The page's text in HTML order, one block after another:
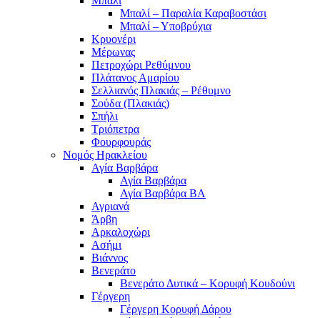
Μπαλί – Παραλία Καραβοστάσι
Μπαλί – Υποβρύχια
Κρυονέρι
Μέρωνας
Πετροχώρι Ρεθύμνου
Πλάτανος Αμαρίου
Σελλιανός Πλακιάς – Ρέθυμνο
Σούδα (Πλακιάς)
Σπήλι
Τριόπετρα
Φουρφουράς
Νομός Ηρακλείου
Αγία Βαρβάρα
Αγία Βαρβάρα
Αγία Βαρβάρα ΒΑ
Αγριανά
Άρβη
Αρκαλοχώρι
Ασήμι
Βιάννος
Βενεράτο
Βενεράτο Δυτικά – Κορυφή Κουδούνι
Γέργερη
Γέργερη Κορυφή Δάρου